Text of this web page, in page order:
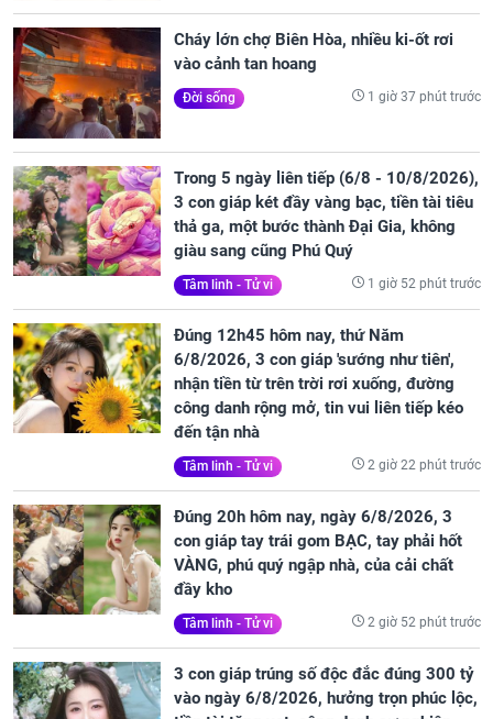
Cháy lớn chợ Biên Hòa, nhiều ki-ốt rơi
vào cảnh tan hoang
Đời sống 1 giờ 37 phút trước
Trong 5 ngày liên tiếp (6/8 - 10/8/2026),
3 con giáp két đầy vàng bạc, tiền tài tiêu
thả ga, một bước thành Đại Gia, không
giàu sang cũng Phú Quý
Tâm linh - Tử vi 1 giờ 52 phút trước
Đúng 12h45 hôm nay, thứ Năm
6/8/2026, 3 con giáp 'sướng như tiên',
nhận tiền từ trên trời rơi xuống, đường
công danh rộng mở, tin vui liên tiếp kéo
đến tận nhà
Tâm linh - Tử vi 2 giờ 22 phút trước
Đúng 20h hôm nay, ngày 6/8/2026, 3
con giáp tay trái gom BẠC, tay phải hốt
VÀNG, phú quý ngập nhà, của cải chất
đầy kho
Tâm linh - Tử vi 2 giờ 52 phút trước
3 con giáp trúng số độc đắc đúng 300 tỷ
vào ngày 6/8/2026, hưởng trọn phúc lộc,